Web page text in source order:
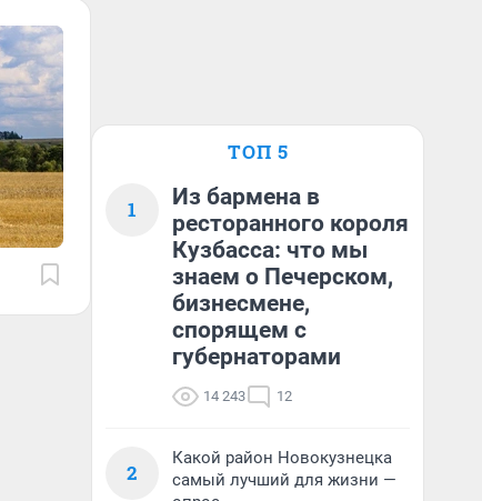
ТОП 5
1
Из бармена в
ресторанного короля
Кузбасса: что мы
знаем о Печерском,
бизнесмене,
спорящем с
губернаторами
14 243 12
2
Какой район Новокузнецка
самый лучший для жизни —